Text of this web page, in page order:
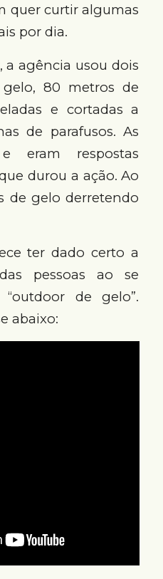
quer curtir algumas
por dia.
a agência usou dois
80 metros de
e cortadas a
de parafusos. As
eram respostas
durou a ação. Ao
de gelo derretendo
ter dado certo a
pessoas ao se
de gelo”.
abaixo: